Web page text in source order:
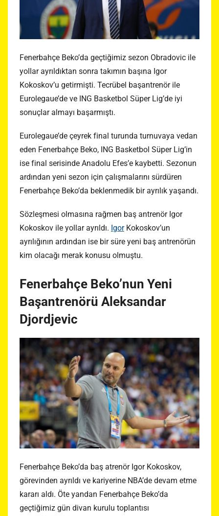
Fenerbahçe Beko’da geçtiğimiz sezon Obradovic ile
yollar ayrıldıktan sonra takımın başına Igor
Kokoskov’u getirmişti. Tecrübel başantrenör ile
Eurolegaue’de ve ING Basketbol Süper Lig’de iyi
sonuçlar almayı başarmıştı.
Eurolegaue’de çeyrek final turunda turnuvaya vedan
eden Fenerbahçe Beko, ING Basketbol Süper Lig’in
ise final serisinde Anadolu Efes’e kaybetti. Sezonun
ardından yeni sezon için çalışmalarını sürdüren
Fenerbahçe Beko’da beklenmedik bir ayrılık yaşandı.
Sözleşmesi olmasına rağmen baş antrenör Igor
Kokoskov ile yollar ayrıldı. IgorKokoskov’un
ayrılığının ardından ise bir süre yeni baş antrenörün
kim olacağı merak konusu olmuştu.
Fenerbahçe Beko’nun Yeni
Başantrenörü Aleksandar
Djordjevic
Fenerbahçe Beko’da baş atrenör Igor Kokoskov,
görevinden ayrıldı ve kariyerine NBA’de devam etme
kararı aldı. Öte yandan Fenerbahçe Beko’da
geçtiğimiz gün divan kurulu toplantısı